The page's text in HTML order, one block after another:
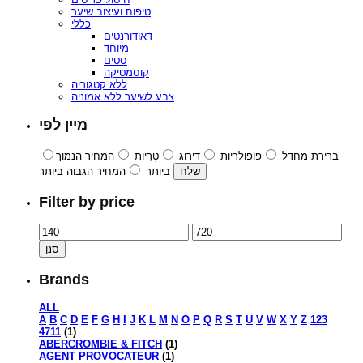
טיפוח ועיצוב שיער
כללי
דאודורנטים
מיוחד
סטים
קוסמטיקה
ללא קטגוריה
צבע לשיער ללא אמוניה
מיין לפי
ברירת מחדל פופולריות דירוג טְרִיוּת
המחיר הנמוך
ביותר
המחיר הגבוה ביותר
Filter by price
סנן
Brands
ALL
A B C D E F G H J K L M N O P Q R S T U V W X Y Z 123
4711 (1)
ABERCROMBIE & FITCH (1)
AGENT PROVOCATEUR (1)